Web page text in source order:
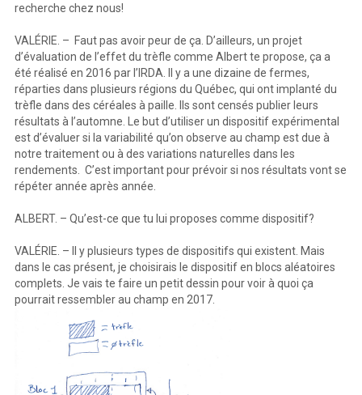
recherche chez nous!
VALÉRIE. – Faut pas avoir peur de ça. D’ailleurs, un projet
d’évaluation de l’effet du trèfle comme Albert te propose, ça a
été réalisé en 2016 par l’IRDA. Il y a une dizaine de fermes,
réparties dans plusieurs régions du Québec, qui ont implanté du
trèfle dans des céréales à paille. Ils sont censés publier leurs
résultats à l’automne. Le but d’utiliser un dispositif expérimental
est d’évaluer si la variabilité qu’on observe au champ est due à
notre traitement ou à des variations naturelles dans les
rendements. C’est important pour prévoir si nos résultats vont se
répéter année après année.
ALBERT. – Qu’est-ce que tu lui proposes comme dispositif?
VALÉRIE. – Il y plusieurs types de dispositifs qui existent. Mais
dans le cas présent, je choisirais le dispositif en blocs aléatoires
complets. Je vais te faire un petit dessin pour voir à quoi ça
pourrait ressembler au champ en 2017.